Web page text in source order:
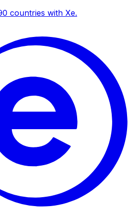
countries with Xe.